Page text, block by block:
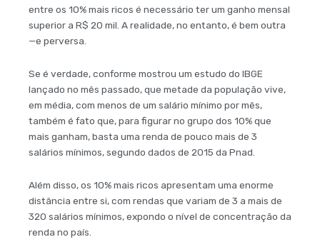
entre os 10% mais ricos é necessário ter um ganho mensal
superior a R$ 20 mil. A realidade, no entanto, é bem outra
—e perversa.
Se é verdade, conforme mostrou um estudo do IBGE
lançado no mês passado, que metade da população vive,
em média, com menos de um salário mínimo por mês,
também é fato que, para figurar no grupo dos 10% que
mais ganham, basta uma renda de pouco mais de 3
salários mínimos, segundo dados de 2015 da Pnad.
Além disso, os 10% mais ricos apresentam uma enorme
distância entre si, com rendas que variam de 3 a mais de
320 salários mínimos, expondo o nível de concentração da
renda no país.